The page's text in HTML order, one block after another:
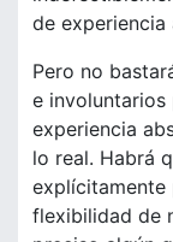
de experiencia
Pero no
e involuntarios
experiencia
lo real. Habrá
explícitamente
flexibilidad de